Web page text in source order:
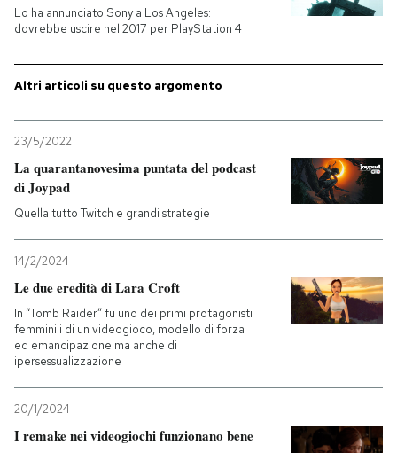
Tecnologia
Internet
Scienza
Cultura
Sport
Ok Boomer!
Media
PODCAST
I MIEI PREFERITI
SHOP
Lo ha annunciato Sony a Los Angeles:
dovrebbe uscire nel 2017 per PlayStation 4
Altri articoli su questo argomento
23/5/2022
La quarantanovesima puntata del podcast
di Joypad
Quella tutto Twitch e grandi strategie
14/2/2024
Le due eredità di Lara Croft
In “Tomb Raider” fu uno dei primi protagonisti
femminili di un videogioco, modello di forza
ed emancipazione ma anche di
ipersessualizzazione
20/1/2024
I remake nei videogiochi funzionano bene